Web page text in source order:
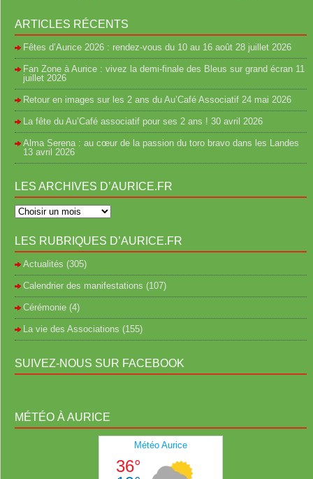
ARTICLES RÉCENTS
Fêtes d’Aurice 2026 : rendez-vous du 10 au 16 août 28 juillet 2026
Fan Zone à Aurice : vivez la demi-finale des Bleus sur grand écran 11
juillet 2026
Retour en images sur les 2 ans du Au’Café Associatif 24 mai 2026
La fête du Au’Café associatif pour ses 2 ans ! 30 avril 2026
Alma Serena : au cœur de la passion du toro bravo dans les Landes
13 avril 2026
LES ARCHIVES D’AURICE.FR
LES RUBRIQUES D’AURICE.FR
Actualités (305)
Calendrier des manifestations (107)
Cérémonie (4)
La vie des Associations (155)
SUIVEZ-NOUS SUR FACEBOOK
MÉTÉO À AURICE